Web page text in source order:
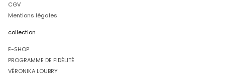
CGV
Mentions légales
collection
E-SHOP
PROGRAMME DE FIDÉLITÉ
VÉRONIKA LOUBRY